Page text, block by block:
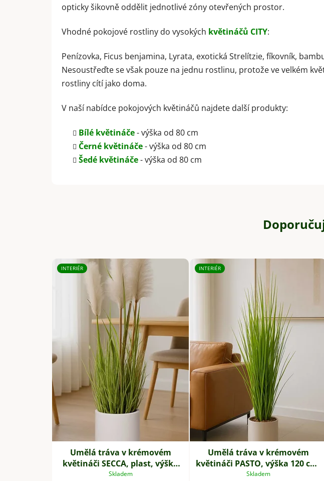
opticky šikovně oddělit jednotlivé zóny otevřených prostor.
Vhodné pokojové rostliny do vysokých květináčů CITY:
Penízovka, Ficus benjamina, Lyrata, exotická Strelítzie, fíkovník,
Nesoustřeďte se však pouze na jednu rostlinu, protože ve velkém
rostliny cítí jako doma.
V naší nabídce pokojových květináčů najdete další produkty:
Bílé květináče- výška od 80 cm
Černé květináče- výška od 80 cm
Šedé květináče- výška od 80 cm
INTERIÉR
Umělá tráva v krémovém
květináči SECCA, plast, výška
120 cm, zelená
Skladem
INTERIÉR
Umělá tráva v krémovém
květináči PASTO, výška 120 cm,
zelená
Skladem